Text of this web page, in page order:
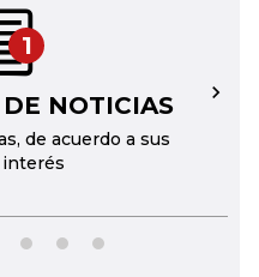
1
NOTICIAS
de acuerdo a sus
→